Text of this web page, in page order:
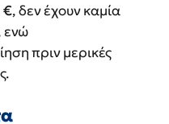
€, δεν έχουν καμία
ενώ
πριν μερικές